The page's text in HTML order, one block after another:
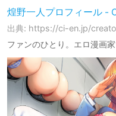
煌野一人プロフィール -
出典: https://ci-en.jp/
ファンのひとり。エロ漫画家